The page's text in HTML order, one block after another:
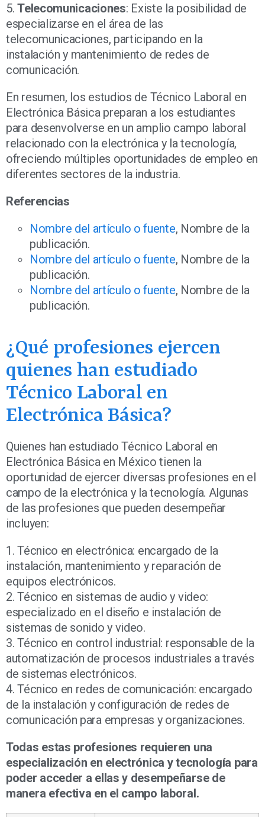
5.Telecomunicaciones: Existe la posibilidad de
especializarse en el área de las
telecomunicaciones, participando en la
instalación y mantenimiento de redes de
comunicación.
En resumen, los estudios de Técnico Laboral en
Electrónica Básica preparan a los estudiantes
para desenvolverse en un amplio campo laboral
relacionado con la electrónica y la tecnología,
ofreciendo múltiples oportunidades de empleo en
diferentes sectores de la industria.
Referencias
Nombre del artículo o fuente, Nombre de la
publicación.
Nombre del artículo o fuente, Nombre de la
publicación.
Nombre del artículo o fuente, Nombre de la
publicación.
¿Qué profesiones ejercen
quienes han estudiado
Técnico Laboral en
Electrónica Básica?
Quienes han estudiado Técnico Laboral en
Electrónica Básica en México tienen la
oportunidad de ejercer diversas profesiones en el
campo de la electrónica y la tecnología. Algunas
de las profesiones que pueden desempeñar
incluyen:
1. Técnico en electrónica: encargado de la
instalación, mantenimiento y reparación de
equipos electrónicos.
2. Técnico en sistemas de audio y video:
especializado en el diseño e instalación de
sistemas de sonido y video.
3. Técnico en control industrial: responsable de la
automatización de procesos industriales a través
de sistemas electrónicos.
4. Técnico en redes de comunicación: encargado
de la instalación y configuración de redes de
comunicación para empresas y organizaciones.
Todas estas profesiones requieren una
especialización en electrónica y tecnología para
poder acceder a ellas y desempeñarse de
manera efectiva en el campo laboral.